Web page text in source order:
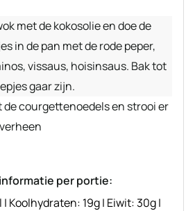
met de kokosolie en doe de
in de pan met de rode peper,
vissaus, hoisinsaus. Bak tot
gaar zijn.
de courgettenoedels en strooi er
per portie:
| Koolhydraten: 19g| Eiwit:30g|